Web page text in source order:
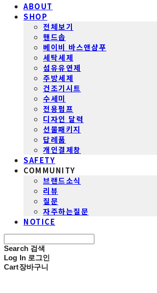
ABOUT
SHOP
전체보기
핸드솝
베이비 바스앤샴푸
세탁세제
섬유유연제
주방세제
건조기시트
수세미
전용펌프
디자인 달력
선물패키지
답례품
개인결제창
SAFETY
COMMUNITY
브랜드소식
리뷰
질문
자주하는질문
NOTICE
Search 검색
Log In 로그인
Cart장바구니